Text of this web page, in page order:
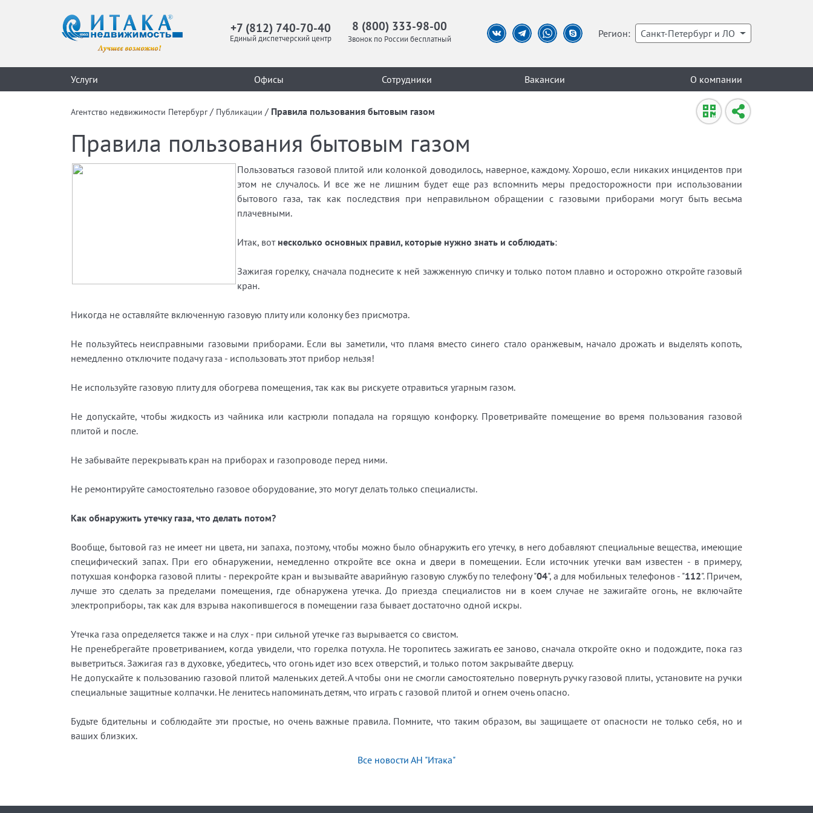
+7 (812) 740-70-40
Единый диспетчерский центр
8 (800) 333-98-00
Звонок по России бесплатный Регион: Санкт-Петербург и ЛО
Услуги Офисы Сотрудники Вакансии О компании
Агентство недвижимости Петербург / Публикации / Правила пользования бытовым газом
Правила пользования бытовым газом
Пользоваться газовой плитой или колонкой доводилось, наверное, каждому. Хорошо, если никаких инцидентов при
этом не случалось. И все же не лишним будет еще раз вспомнить меры предосторожности при использовании
бытового газа, так как последствия при неправильном обращении с газовыми приборами могут быть весьма
плачевными.
Итак, вот несколько основных правил, которые нужно знать и соблюдать:
Зажигая горелку, сначала поднесите к ней зажженную спичку и только потом плавно и осторожно откройте газовый
кран.
Никогда не оставляйте включенную газовую плиту или колонку без присмотра.
Не пользуйтесь неисправными газовыми приборами. Если вы заметили, что пламя вместо синего стало оранжевым, начало дрожать и выделять копоть,
немедленно отключите подачу газа - использовать этот прибор нельзя!
Не используйте газовую плиту для обогрева помещения, так как вы рискуете отравиться угарным газом.
Не допускайте, чтобы жидкость из чайника или кастрюли попадала на горящую конфорку. Проветривайте помещение во время пользования газовой
плитой и после.
Не забывайте перекрывать кран на приборах и газопроводе перед ними.
Не ремонтируйте самостоятельно газовое оборудование, это могут делать только специалисты.
Как обнаружить утечку газа, что делать потом?
Вообще, бытовой газ не имеет ни цвета, ни запаха, поэтому, чтобы можно было обнаружить его утечку, в него добавляют специальные вещества, имеющие
специфический запах. При его обнаружении, немедленно откройте все окна и двери в помещении. Если источник утечки вам известен - в примеру,
потухшая конфорка газовой плиты - перекройте кран и вызывайте аварийную газовую службу по телефону "04", а для мобильных телефонов - "112". Причем,
лучше это сделать за пределами помещения, где обнаружена утечка. До приезда специалистов ни в коем случае не зажигайте огонь, не включайте
электроприборы, так как для взрыва накопившегося в помещении газа бывает достаточно одной искры.
Утечка газа определяется также и на слух - при сильной утечке газ вырывается со свистом.
Не пренебрегайте проветриванием, когда увидели, что горелка потухла. Не торопитесь зажигать ее заново, сначала откройте окно и подождите, пока газ
выветриться. Зажигая газ в духовке, убедитесь, что огонь идет изо всех отверстий, и только потом закрывайте дверцу.
Не допускайте к пользованию газовой плитой маленьких детей. А чтобы они не смогли самостоятельно повернуть ручку газовой плиты, установите на ручки
специальные защитные колпачки. Не ленитесь напоминать детям, что играть с газовой плитой и огнем очень опасно.
Будьте бдительны и соблюдайте эти простые, но очень важные правила. Помните, что таким образом, вы защищаете от опасности не только себя, но и
ваших близких.
Все новости АН "Итака"